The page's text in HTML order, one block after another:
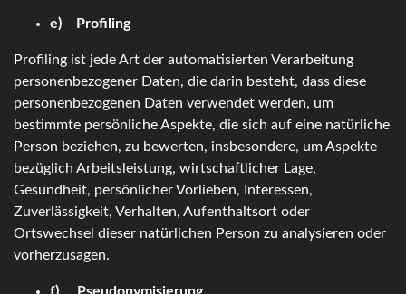
e) Profiling
Profiling ist jede Art der automatisierten Verarbeitung
personenbezogener Daten, die darin besteht, dass diese
personenbezogenen Daten verwendet werden, um
bestimmte persönliche Aspekte, die sich auf eine natürliche
Person beziehen, zu bewerten, insbesondere, um Aspekte
bezüglich Arbeitsleistung, wirtschaftlicher Lage,
Gesundheit, persönlicher Vorlieben, Interessen,
Zuverlässigkeit, Verhalten, Aufenthaltsort oder
Ortswechsel dieser natürlichen Person zu analysieren oder
vorherzusagen.